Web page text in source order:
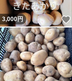
3,000円